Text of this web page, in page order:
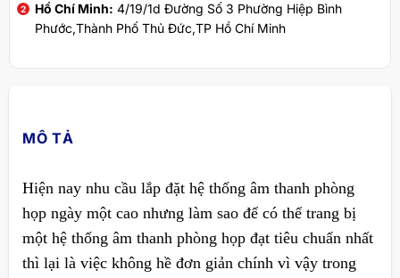
Hồ Chí Minh: 4/19/1d Đường Số 3 Phường Hiệp Bình
Phước,Thành Phố Thủ Đức,TP Hồ Chí Minh
MÔ TẢ
Hiện nay nhu cầu lắp đặt hệ thống âm thanh phòng
họp ngày một cao nhưng làm sao để có thể trang bị
một hệ thống âm thanh phòng họp đạt tiêu chuẩn nhất
thì lại là việc không hề đơn giản chính vì vậy trong